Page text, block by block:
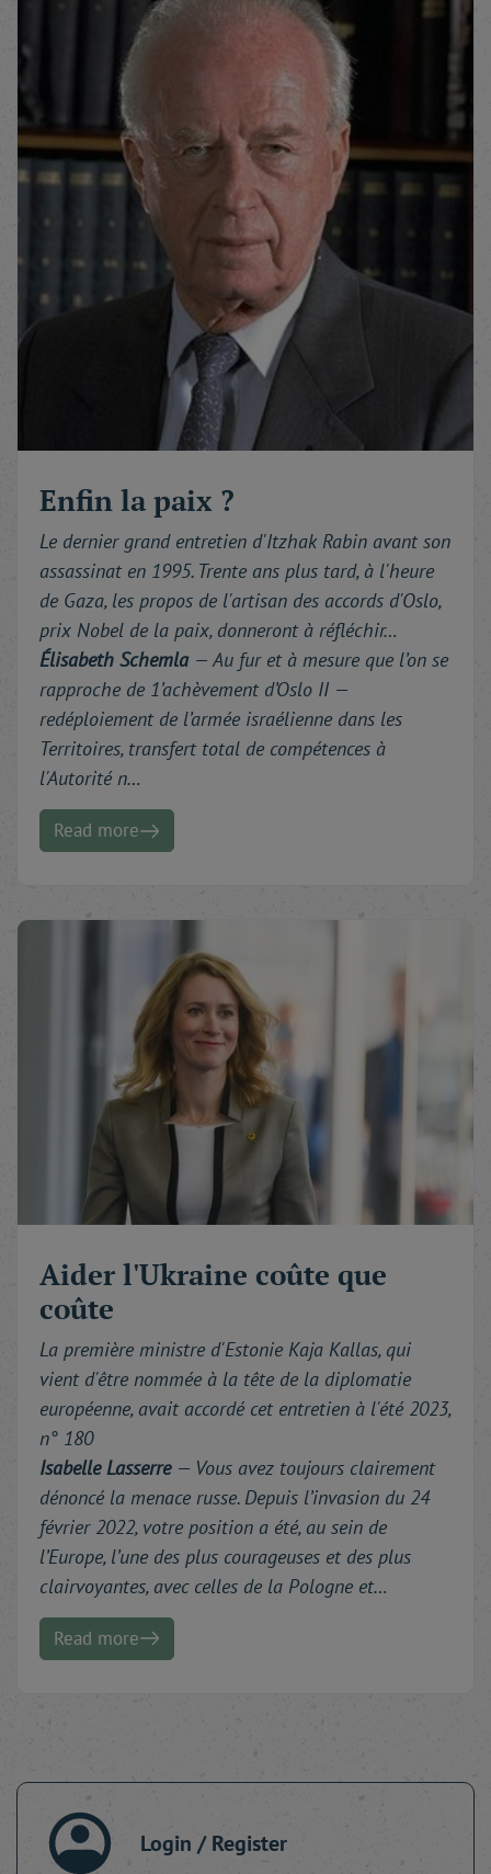
Enfin la paix ?
Le dernier grand entretien d'Itzhak Rabin avant son
assassinat en 1995. Trente ans plus tard, à l'heure
de Gaza, les propos de l'artisan des accords d'Oslo,
prix Nobel de la paix, donneront à réfléchir…
Élisabeth Schemla—Au fur et à mesure que l’on se
rapproche de 1’achèvement d’Oslo II —
redéploiement de l’armée israélienne dans les
Territoires, transfert total de compétences à
l'Autorité n…
Read more
Aider l'Ukraine coûte que
coûte
La première ministre d'Estonie Kaja Kallas, qui
vient d'être nommée à la tête de la diplomatie
européenne, avait accordé cet entretien à l'été 2023,
n° 180
Isabelle Lasserre — Vous avez toujours clairement
dénoncé la menace russe. Depuis l’invasion du 24
février 2022, votre position a été, au sein de
l’Europe, l’une des plus courageuses et des plus
clairvoyantes, avec celles de la Pologne et…
Read more
Login / Register